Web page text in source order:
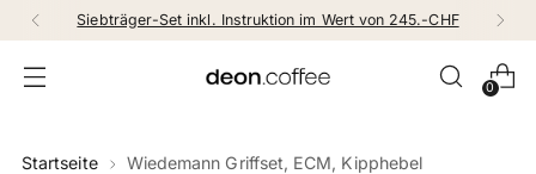
Siebträger-Set inkl. Instruktion im Wert von 245.-CHF
0
Startseite Wiedemann Griffset, ECM, Kipphebel